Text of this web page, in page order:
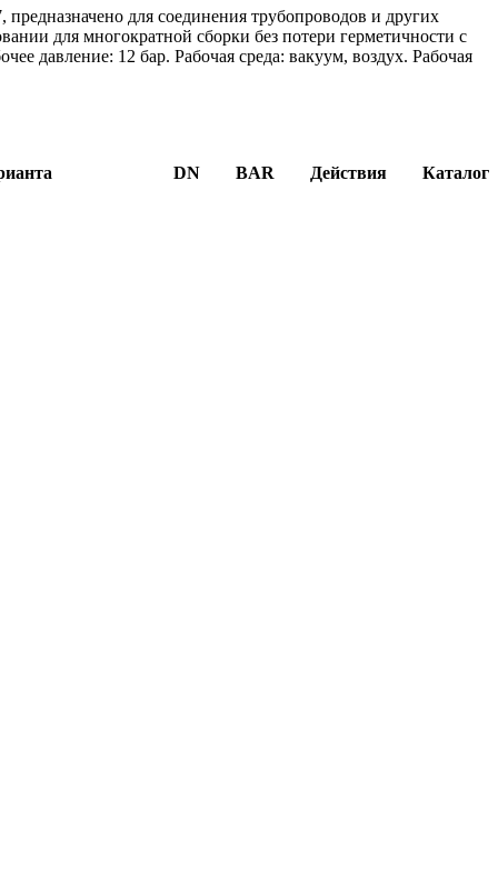
для соединения трубопроводов и других
для многократной сборки без потери герметичности с
давление: 12 бар. Рабочая среда: вакуум, воздух. Рабочая
DN BAR Действия Каталог